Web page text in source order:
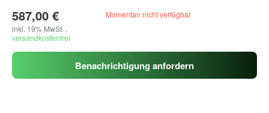
587,00 €
inkl. 19% MwSt. ,
versandkostenfrei
Momentan nicht verfügbar
Benachrichtigung anfordern